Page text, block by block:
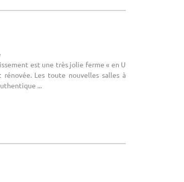
est une très jolie ferme « en U
Les toute nouvelles salles à
...